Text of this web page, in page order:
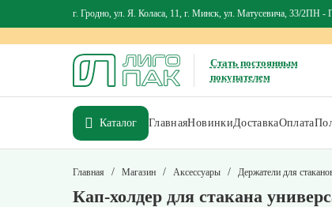
г. Гродно, ул. Я. Коласа, 11, г. Минск, ул. Матусевича, 33/2ПН -
Стать постоянным
покупателем
Каталог ГлавнаяНовинкиДоставкаОплата
Главная / Магазин / Аксессуары / Держатели для
Кап-холдер для стакана